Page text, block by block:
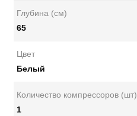
Глубина (см)
65
Цвет
Белый
Количество компрессоров (шт)
1